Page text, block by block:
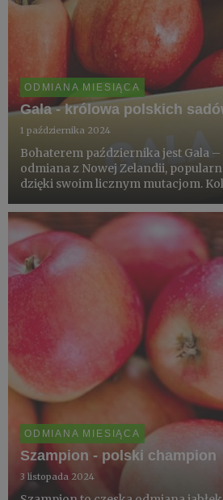
ODMIANA MIESIĄCA
Gala - królowa polskich
1 października 2024
Bohaterem października jest Gala –
odmiana z Nowej Zelandii,
dzięki swoim licznym mutacjom.
sposoby powstawania nowych
tradycyjnej odmiany...
ODMIANA MIESIĄCA
Szampion - polski champion
3 listopada 2024